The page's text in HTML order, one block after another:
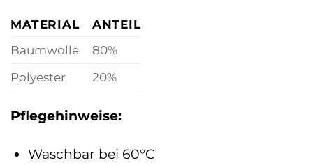
MATERIAL
ANTEIL
Baumwolle
80%
Polyester
20%
Pflegehinweise:
Waschbar bei 60°C